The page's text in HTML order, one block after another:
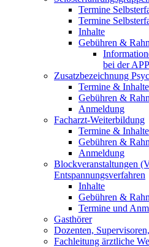
Termine
Termine
Inhalte
Gebühren &
bei der
Zusatzbezeichnung
Termine & Inhalte
Gebühren &
Anmeldung
Facharzt-Weiterbildung
Termine & Inhalte
Gebühren &
Anmeldung
Blockveranstaltungen
Entspannungsverfahren
Inhalte
Gebühren &
Termine und
Gasthörer
Dozenten,
Fachleitung ärztliche